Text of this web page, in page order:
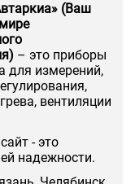
(Ваш
– это приборы
для измерений,
вентиляции
- это
надежности.